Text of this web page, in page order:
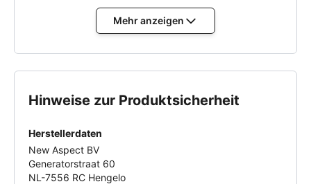
Durch die Entwicklung auf Basis vonKundenfeedback
stellt Mobilize sicher, dass jedes Zubehörteil den
Kunden vertrauen auf diese Produkte, um ihre
Smartphones optimal zu schützen - sei es vor Kratzern,
bietet alles, was du brauchst, um Dein Gerät sicher und
Schütze, was Dir wichtig ist - entdecke jetzt das
vielfältige Sortiment von Mobilize und finde das
perfekte Zubehör für Dein Smartphone. Verlass Dich
Mehr anzeigen
Hinweise zur Produktsicherheit
Herstellerdaten
New Aspect BV
Generatorstraat 60
NL-7556 RC Hengelo